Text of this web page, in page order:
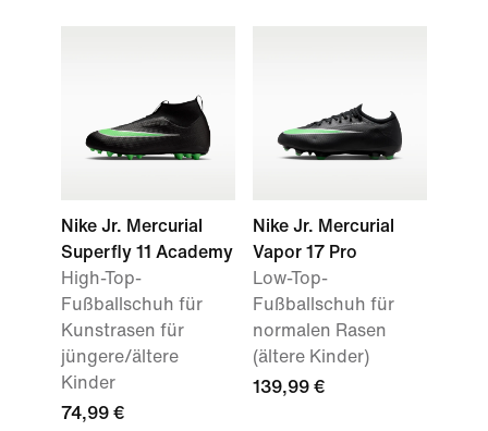
Nike Jr. Mercurial
Superfly 11 Academy
High-Top-
Fußballschuh für
Kunstrasen für
jüngere/ältere
Kinder
74,99 €
Nike Jr. Mercurial
Vapor 17 Pro
Low-Top-
Fußballschuh für
normalen Rasen
(ältere Kinder)
139,99 €